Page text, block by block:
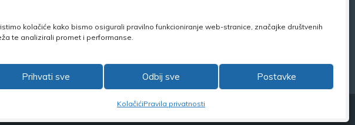
kolačiće kako bismo osigurali pravilno funkcioniranje web-stranice, značajke društvenih
te analizirali promet i performanse.
Prihvati sve Odbij sve Postavke
KolačićiPravila privatnosti
• Facebook:
obrazovanja